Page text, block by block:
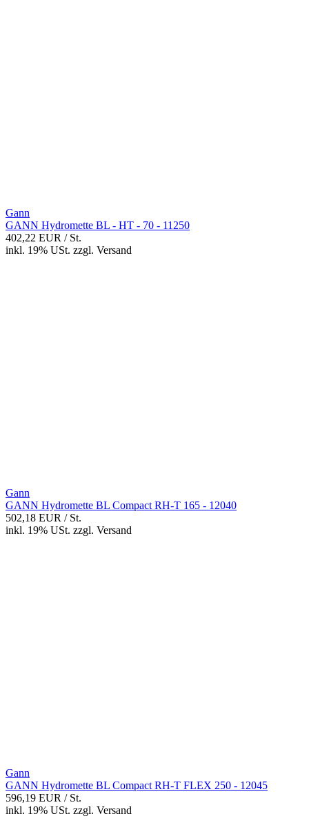
Gann
GANN Hydromette BL - HT - 70 - 11250
402,22 EUR / St.
inkl. 19% USt. zzgl. Versand
Gann
GANN Hydromette BL Compact RH-T 165 - 12040
502,18 EUR / St.
inkl. 19% USt. zzgl. Versand
Gann
GANN Hydromette BL Compact RH-T FLEX 250 - 12045
596,19 EUR / St.
inkl. 19% USt. zzgl. Versand